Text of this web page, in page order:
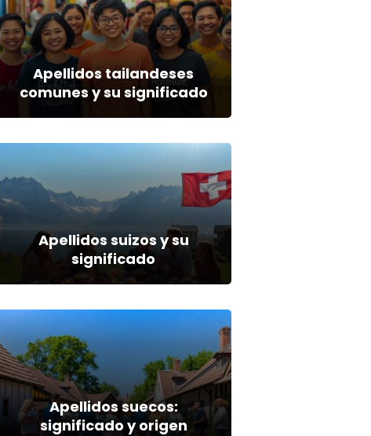
Apellidos tailandeses
comunes y su significado
Apellidos suizos y su
significado
Apellidos suecos:
significado y origen